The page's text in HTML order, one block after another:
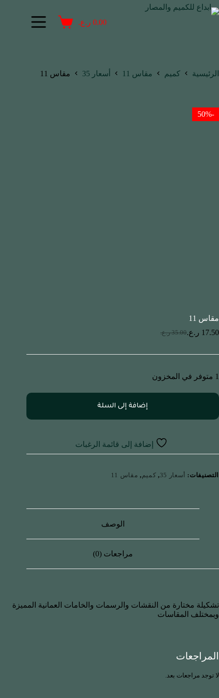
0.00 ر.ع.
الرئيسية كميم مقاس 11 أسعار 35 مقاس 11
-50%
مقاس 11
35.00 ر.ع. 17.50 ر.ع.
1 متوفر في المخزون
إضافة إلى السلة
إضافة إلى قائمة الرغبات
التصنيفات: أسعار 35 , كميم, مقاس 11
الوصف
مراجعات (0)
تشكيلة مختارة من النقشات والرسمات والخامات العمانية المميزة
وبمختلف المقاسات
المراجعات
لا توجد مراجعات بعد.